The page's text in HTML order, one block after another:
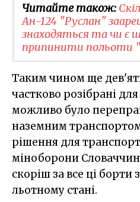
Читайте також:
Ан-124 "Руслан"
знаходяться та чи є
припинити польоти
Таким чином ще
частково розібрані
можливо було
наземним
рішення для
міноборони
скоріш за все ці борти
льотному стані.